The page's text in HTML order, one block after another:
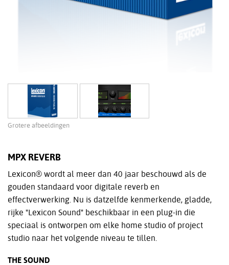
Grotere afbeeldingen
MPX REVERB
Lexicon® wordt al meer dan 40 jaar beschouwd als de
gouden standaard voor digitale reverb en
effectverwerking. Nu is datzelfde kenmerkende, gladde,
rijke "Lexicon Sound" beschikbaar in een plug-in die
speciaal is ontworpen om elke home studio of project
studio naar het volgende niveau te tillen.
THE SOUND